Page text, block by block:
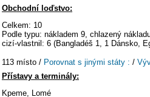
Obchodní loďstvo:
Celkem: 10
Podle typu: nákladem 9, chlazený
cizí-vlastnil: 6 (Bangladéš 1, 1 Dánsko,
113 místo / Porovnat s jinými státy : /
Přístavy a terminály:
Kpeme, Lomé